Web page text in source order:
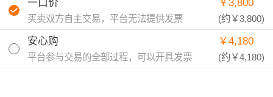
一口价
买卖双方自主交易，平台无法提供发票
￥3,800
(约￥3,800)
安心购
平台参与交易的全部过程，可以开具发票
￥4,180
(约￥4,180)